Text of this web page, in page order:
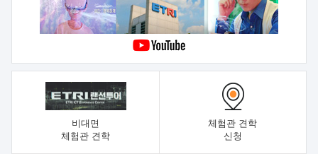
비대면
체험관 견학
체험관 견학
신청